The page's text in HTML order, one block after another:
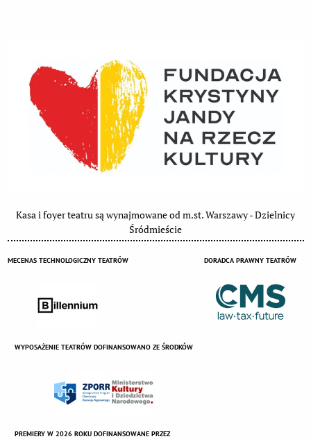
Kasa i foyer teatru są wynajmowane od m.st. Warszawy - Dzielnicy
Śródmieście
MECENAS TECHNOLOGICZNY TEATRÓW DORADCA PRAWNY TEATRÓW
WYPOSAŻENIE TEATRÓW DOFINANSOWANO ZE ŚRODKÓW
PREMIERY W 2026 ROKU DOFINANSOWANE PRZEZ